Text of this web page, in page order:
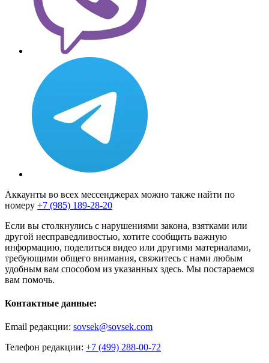
Аккаунты во всех мессенджерах можно также найти по
номеру +7 (985) 189-28-20
Если вы столкнулись с нарушениями закона, взятками или
другой несправедливостью, хотите сообщить важную
информацию, поделиться видео или другими материалами,
требующими общего внимания, свяжитесь с нами любым
удобным вам способом из указанных здесь. Мы постараемся
вам помочь.
Контактные данные:
Email редакции: sovsek@sovsek.com
Телефон редакции: +7 (499) 288-00-72